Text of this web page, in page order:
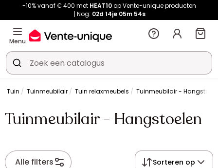
-10% vanaf € 400 met HEAT10op Vente-unique producten
Nog: 02d 14je 05m 53s
Menu
Tuin Tuinmeubilair Tuin relaxmeubels Tuinmeubilair -
Tuinmeubilair - Hangstoelen
Alle filters Sorteren op